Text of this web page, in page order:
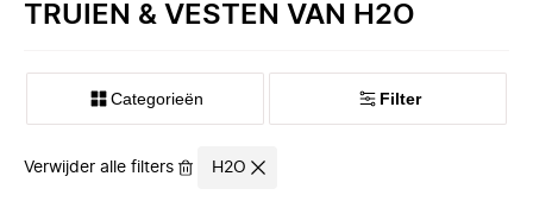
TRUIEN & VESTEN VAN H2O
Categorieën Filter
Verwijder alle filters H2O